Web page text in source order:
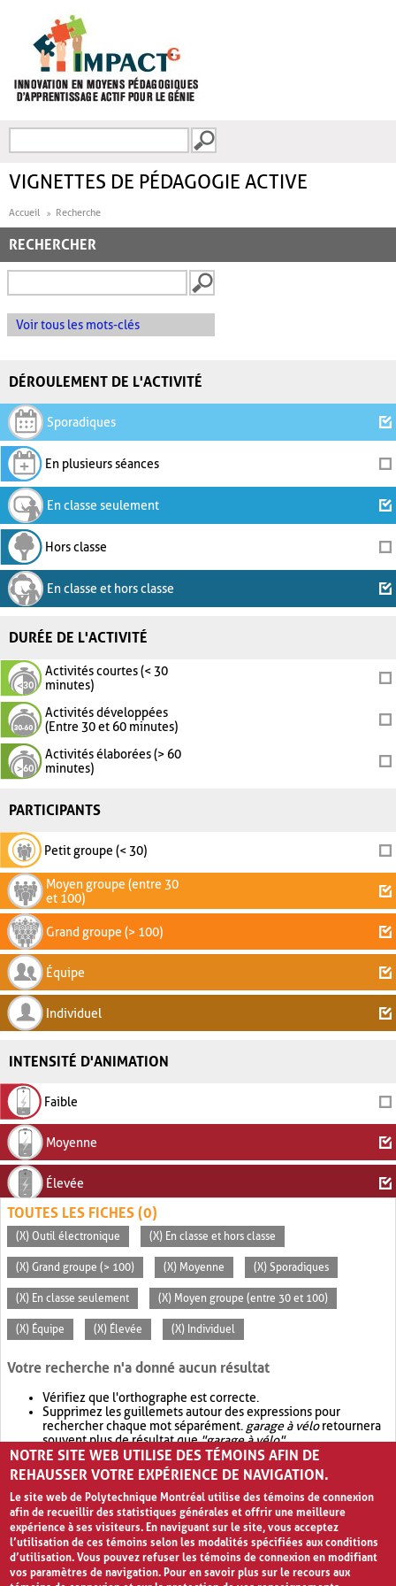
FORMULAIRE DE
VIGNETTES DE PÉDAGOGIE ACTIVE
Accueil Recherche
RECHERCHER
Voir tous les mots-clés
DÉROULEMENT DE L'ACTIVITÉ
Sporadiques
En plusieurs séances
En classe seulement
Hors classe
En classe et hors classe
DURÉE DE L'ACTIVITÉ
Activités courtes (< 30
minutes)
Activités développées
(Entre 30 et 60 minutes)
Activités élaborées (> 60
minutes)
PARTICIPANTS
Petit groupe (< 30)
Moyen groupe (entre 30
et 100)
Grand groupe (> 100)
Équipe
Individuel
INTENSITÉ D'ANIMATION
Faible
Moyenne
Élevée
TOUTES LES FICHES (0)
(X) Outil électronique (X) En classe et hors classe
(X) Grand groupe (> 100) (X) Moyenne (X) Sporadiques
(X) En classe seulement (X) Moyen groupe (entre 30 et 100)
(X) Équipe (X) Élevée (X) Individuel
Votre recherche n'a donné aucun résultat
Vérifiez que l'orthographe est correcte.
Supprimez les guillemets autour des expressions pour
rechercher chaque mot séparément. garage à véloretournera
souvent plus de résultat que"garage à vélo".
Envisagez d'élargir votre recherche avec OR.garage OR vélo
retournera souvent plus de résultat quegarage à vélo
NOTRE SITE WEB UTILISE DES TÉMOINS AFIN DE
REHAUSSER VOTRE EXPÉRIENCE DE NAVIGATION.
Le site web de Polytechnique Montréal utilise des témoins de connexion
afin de recueillir des statistiques générales et offrir une meilleure
expérience à ses visiteurs. En naviguant sur le site, vous acceptez
l’utilisation de ces témoins selon les modalités spécifiées aux conditions
d’utilisation. Vous pouvez refuser les témoins de connexion en modifiant
vos paramètres de navigation. Pour en savoir plus sur le recours aux